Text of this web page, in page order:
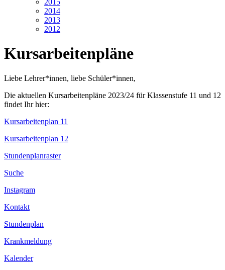
2015
2014
2013
2012
Kursarbeitenpläne
Liebe Lehrer*innen, liebe Schüler*innen,
Die aktuellen Kursarbeitenpläne 2023/24 für Klassenstufe 11 und 12
findet Ihr hier:
Kursarbeitenplan 11
Kursarbeitenplan 12
Stundenplanraster
Suche
Instagram
Kontakt
Stundenplan
Krankmeldung
Kalender